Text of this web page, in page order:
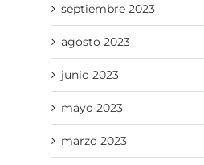
septiembre 2023
agosto 2023
junio 2023
mayo 2023
marzo 2023